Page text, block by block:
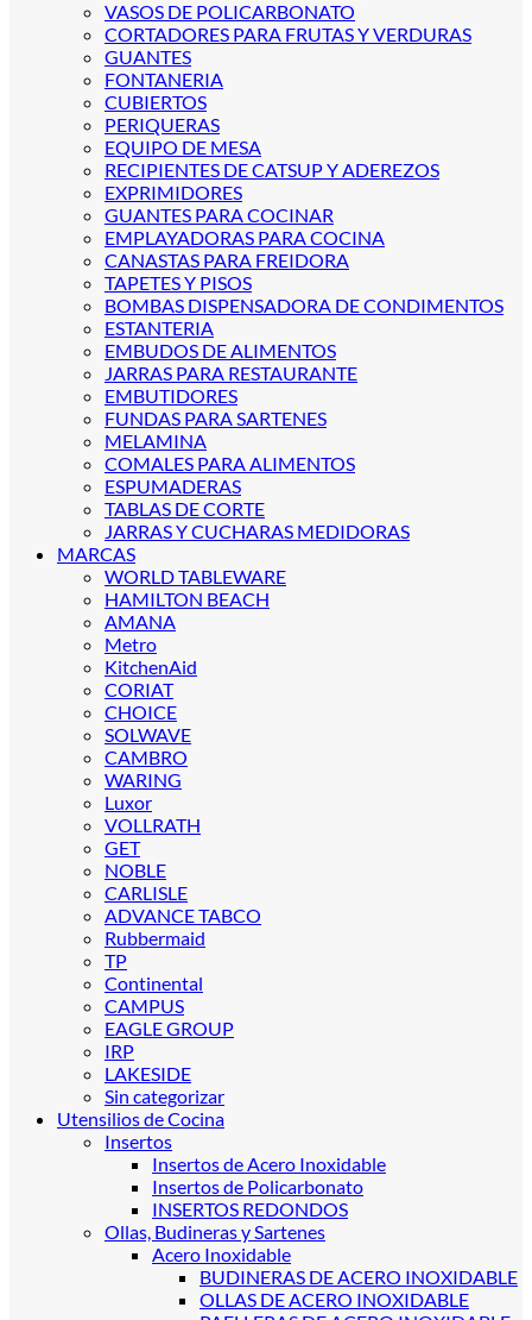
VASOS DE POLICARBONATO
CORTADORES PARA FRUTAS Y VERDURAS
GUANTES
FONTANERIA
CUBIERTOS
PERIQUERAS
EQUIPO DE MESA
RECIPIENTES DE CATSUP Y ADEREZOS
EXPRIMIDORES
GUANTES PARA COCINAR
EMPLAYADORAS PARA COCINA
CANASTAS PARA FREIDORA
TAPETES Y PISOS
BOMBAS DISPENSADORA DE CONDIMENTOS
ESTANTERIA
EMBUDOS DE ALIMENTOS
JARRAS PARA RESTAURANTE
EMBUTIDORES
FUNDAS PARA SARTENES
MELAMINA
COMALES PARA ALIMENTOS
ESPUMADERAS
TABLAS DE CORTE
JARRAS Y CUCHARAS MEDIDORAS
MARCAS
WORLD TABLEWARE
HAMILTON BEACH
AMANA
Metro
KitchenAid
CORIAT
CHOICE
SOLWAVE
CAMBRO
WARING
Luxor
VOLLRATH
GET
NOBLE
CARLISLE
ADVANCE TABCO
Rubbermaid
TP
Continental
CAMPUS
EAGLE GROUP
IRP
LAKESIDE
Sin categorizar
Utensilios de Cocina
Insertos
Insertos de Acero Inoxidable
Insertos de Policarbonato
INSERTOS REDONDOS
Ollas, Budineras y Sartenes
Acero Inoxidable
BUDINERAS DE ACERO INOXIDABLE
OLLAS DE ACERO INOXIDABLE